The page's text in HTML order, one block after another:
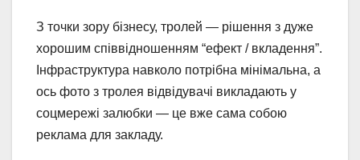
З точки зору бізнесу, тролей — рішення з дуже
хорошим співвідношенням “ефект / вкладення”.
Інфраструктура навколо потрібна мінімальна, а
ось фото з тролея відвідувачі викладають у
соцмережі залюбки — це вже сама собою
реклама для закладу.